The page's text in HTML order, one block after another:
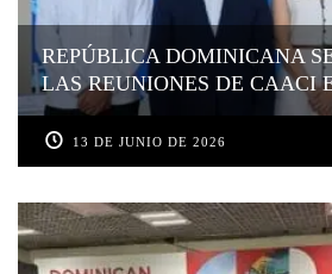
REPÚBLICA DOMINICANA
LAS REUNIONES DE CAACI
13 DE JUNIO DE 2026